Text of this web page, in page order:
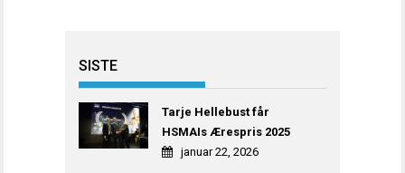
SISTE
Tarje Hellebust får
HSMAIs Ærespris 2025
januar 22, 2026